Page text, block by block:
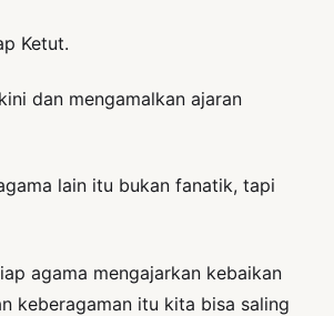
Ketut.
dan mengamalkan ajaran
lain itu bukan fanatik, tapi
agama mengajarkan kebaikan
keberagaman itu kita bisa saling